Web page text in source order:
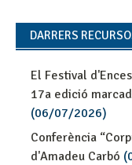
DARRERS
El Festival
17a edició
(06/07/2026)
Conferència
d'Amadeu Carbó